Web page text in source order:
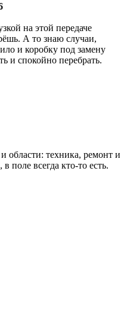
на этой передаче
А то знаю случаи,
и коробку под замену
и спокойно перебрать.
области: техника, ремонт и
поле всегда кто-то есть.